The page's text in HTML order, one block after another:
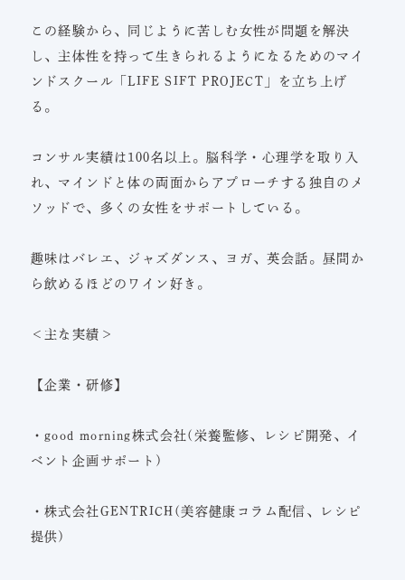
この経験から、同じように苦しむ女性が問題を解決
し、主体性を持って生きられるようになるためのマイ
ンドスクール「LIFE SIFT PROJECT」を立ち上げ
る。
コンサル実績は100名以上。脳科学・心理学を取り入
れ、マインドと体の両面からアプローチする独自のメ
ソッドで、多くの女性をサポートしている。
趣味はバレエ、ジャズダンス、ヨガ、英会話。昼間か
ら飲めるほどのワイン好き。
＜主な実績＞
【企業・研修】
・good morning株式会社(栄養監修、レシピ開発、イ
ベント企画サポート)
・株式会社GENTRICH(美容健康コラム配信、レシピ
提供)